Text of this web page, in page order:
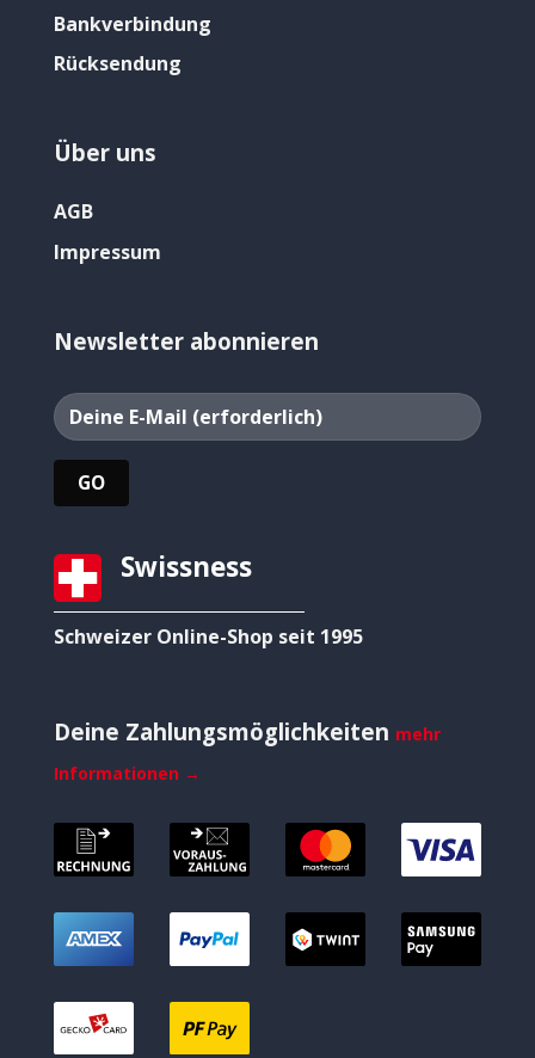
Bankverbindung
Rücksendung
Über uns
AGB
Impressum
Newsletter abonnieren
Swissness
Schweizer Online-Shop seit 1995
Deine Zahlungsmöglichkeiten mehr
Informationen →